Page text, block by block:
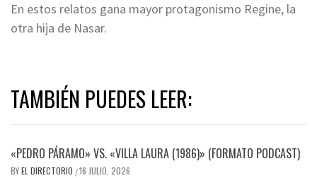
En estos relatos gana mayor protagonismo Regine, la
otra hija de Nasar.
TAMBIÉN PUEDES LEER:
«PEDRO PÁRAMO» VS. «VILLA LAURA (1986)» (FORMATO PODCAST)
BYEL DIRECTORIO /16 JULIO, 2026